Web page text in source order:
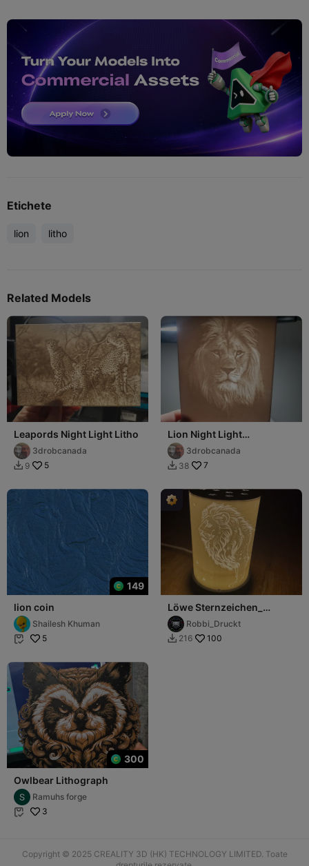
Etichete
lion litho
Related Models
Leapords Night Light Litho
3drobcanada
 9 5
Lion Night Light
Lithophane
3drobcanada
 38 7
149
lion coin
Shailesh Khuman
 5
Löwe Sternzeichen_
Lithophane Lampe mit
Halterung und Deckel
Robbi_Druckt
 216 100
300
Owlbear Lithograph
Ramuhs forge
 3
Copyright © 2025 CREALITY 3D (HK) TECHNOLOGY LIMITED. Toate